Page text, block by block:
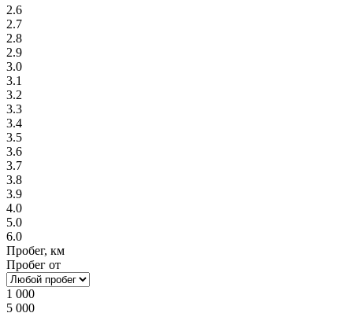
2.6
2.7
2.8
2.9
3.0
3.1
3.2
3.3
3.4
3.5
3.6
3.7
3.8
3.9
4.0
5.0
6.0
Пробег, км
Пробег от
1 000
5 000